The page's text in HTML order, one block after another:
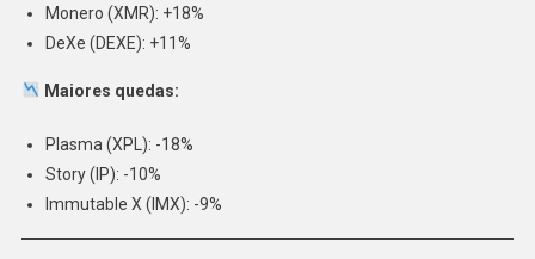
Monero (XMR): +18%
DeXe (DEXE): +11%
Maiores quedas:
Plasma (XPL): -18%
Story (IP): -10%
Immutable X (IMX): -9%